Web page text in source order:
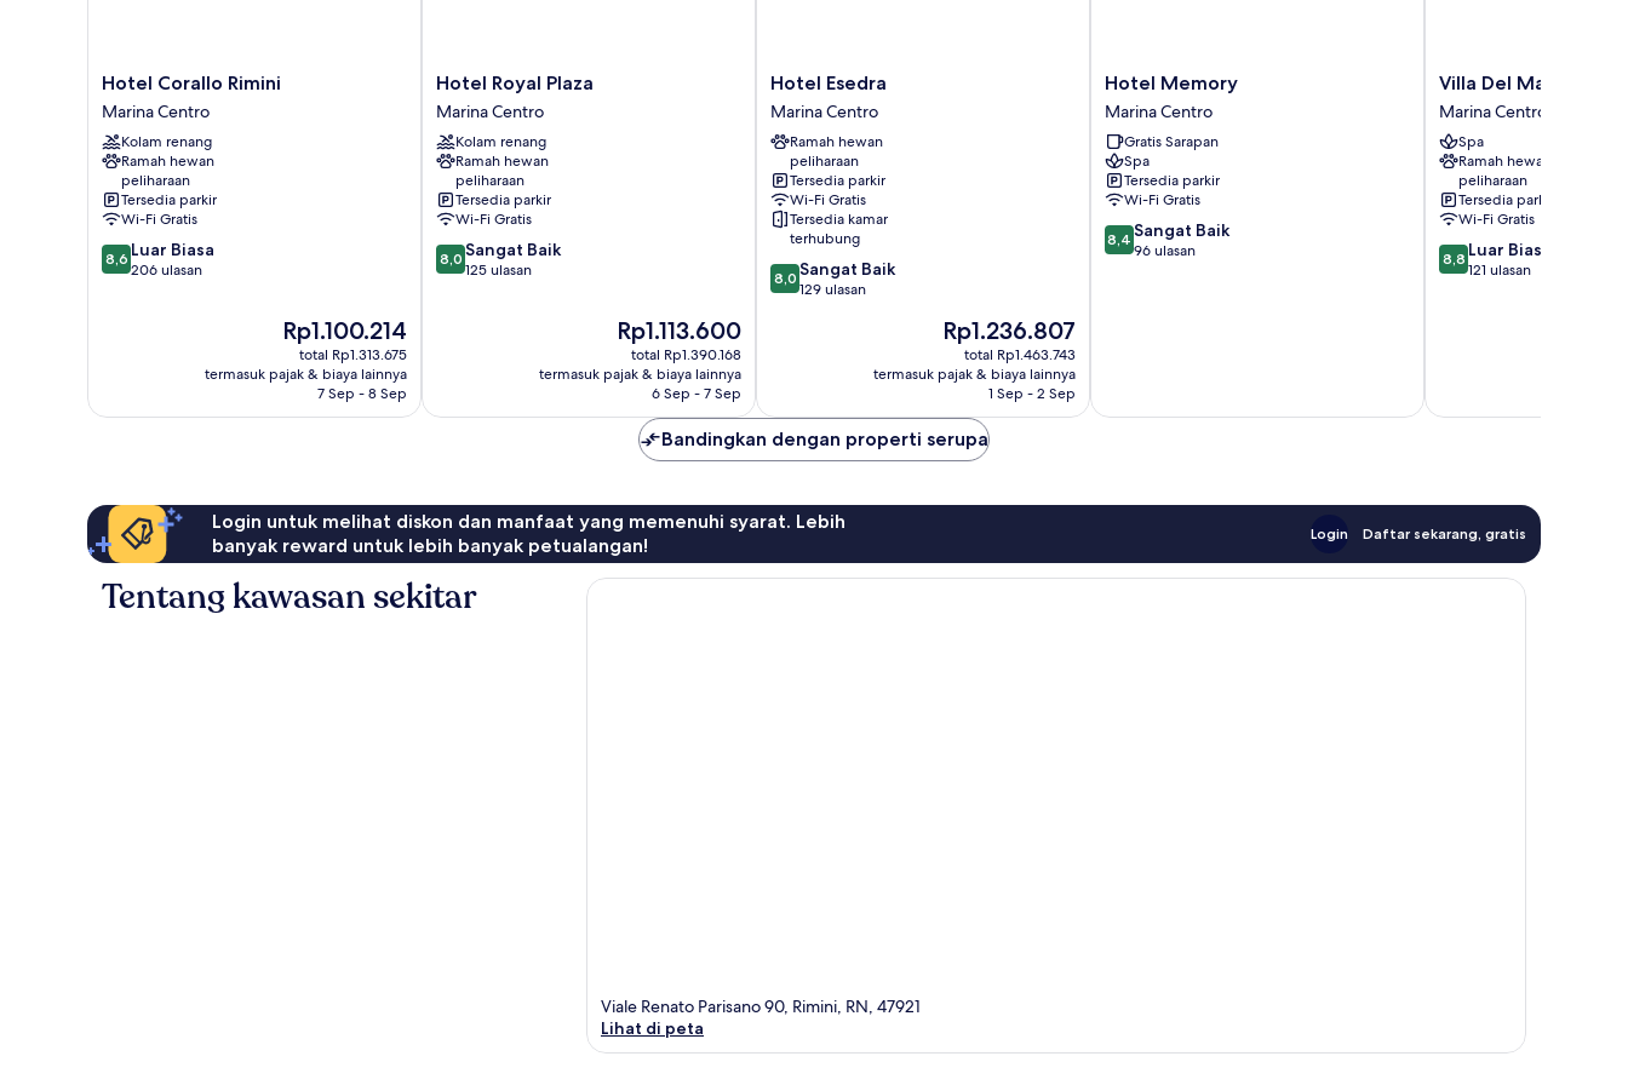
Hotel
Corallo
Rimini
Marina
Centro
Hotel Corallo Rimini
Marina Centro
Kolam renang
Ramah hewan
peliharaan
Tersedia parkir
Wi-Fi Gratis
8.6
dari
8,6 Luar Biasa
206 ulasan
Harga
sekarang
Rp1.100.214
Rp1.100.214
total Rp1.313.675
termasuk pajak & biaya lainnya
7 Sep - 8 Sep
Hotel
Royal
Plaza
Marina
Centro
Hotel Royal Plaza
Marina Centro
Kolam renang
Ramah hewan
peliharaan
Tersedia parkir
Wi-Fi Gratis
8.0
dari
8,0 Sangat Baik
125 ulasan
Harga
sekarang
Rp1.113.600
Rp1.113.600
total Rp1.390.168
termasuk pajak & biaya lainnya
6 Sep - 7 Sep
Hotel
Esedra
Marina
Centro
Hotel Esedra
Marina Centro
Ramah hewan
peliharaan
Tersedia parkir
Wi-Fi Gratis
Tersedia kamar
terhubung
8.0
dari
8,0 Sangat Baik
129 ulasan
Harga
sekarang
Rp1.236.807
Rp1.236.807
total Rp1.463.743
termasuk pajak & biaya lainnya
1 Sep - 2 Sep
Hotel
Memory
Marina
Centro
Hotel Memory
Marina Centro
Gratis Sarapan
Spa
Tersedia parkir
Wi-Fi Gratis
8.4
dari
8,4 Sangat Baik
96 ulasan
Villa
Del
Mare
Marina
Centro
Villa Del Mare
Marina Centro
Spa
Ramah hewan
peliharaan
Tersedia parkir
Wi-Fi Gratis
8.8
dari
8,8 Luar Biasa
121 ulasan
Bandingkan dengan properti serupa
Login untuk melihat diskon dan manfaat yang memenuhi syarat. Lebih
banyak reward untuk lebih banyak petualangan!
Login Daftar sekarang, gratis
Tentang kawasan sekitar
Viale Renato Parisano 90, Rimini, RN, 47921
Lihat di peta